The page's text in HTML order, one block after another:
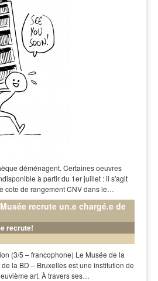
déménagent. Certaines oeuvres
à partir du 1er juillet : il s'agit
cote de rangement CNV dans le…
recrute un.e chargé.e de
recrute!
(3/5 – francophone) Le Musée de la
la BD – Bruxelles est une institution de
art. À travers ses…